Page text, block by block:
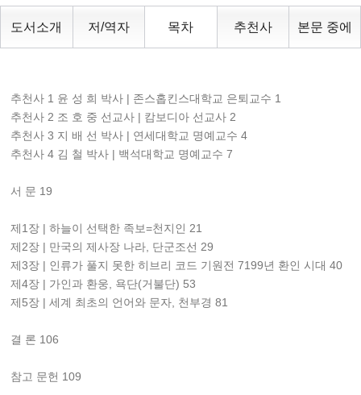
도서소개 저/역자 목차 추천사 본문 중에
추천사 1 윤 성 희 박사 | 존스홉킨스대학교 은퇴교수 1
추천사 2 조 호 중 선교사 | 캄보디아 선교사 2
추천사 3 지 배 선 박사 | 연세대학교 명예교수 4
추천사 4 김 철 박사 | 백석대학교 명예교수 7
서 문 19
제1장 | 하늘이 선택한 족보=천지인 21
제2장 | 만국의 제사장 나라, 단군조선 29
제3장 | 인류가 풀지 못한 히브리 코드 기원전 7199년 환인 시대 40
제4장 | 가인과 환웅, 욕단(거불단) 53
제5장 | 세계 최초의 언어와 문자, 천부경 81
결 론 106
참고 문헌 109